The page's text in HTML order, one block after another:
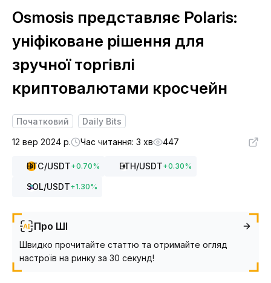
Osmosis представляє Polaris:
уніфіковане рішення для
зручної торгівлі
криптовалютами кросчейн
Початковий
Daily Bits
12 вер 2024 р.
Час читання: 3 хв 447
BTC/USDT+0.70% ETH/USDT+0.30%
SOL/USDT+1.30%
Про ШІ
Швидко прочитайте статтю та отримайте огляд
настроїв на ринку за 30 секунд!